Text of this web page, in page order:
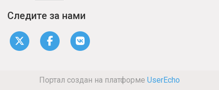
Следите за нами
Портал создан на платформе UserEcho